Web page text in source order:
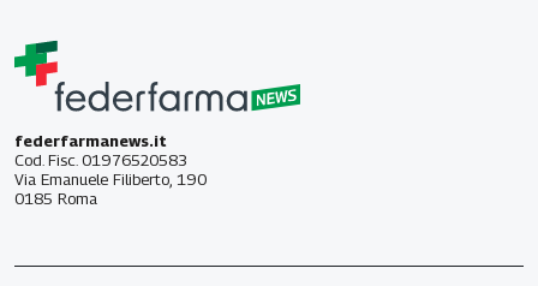
federfarmanews.it
Cod. Fisc. 01976520583
Via Emanuele Filiberto, 190
0185 Roma